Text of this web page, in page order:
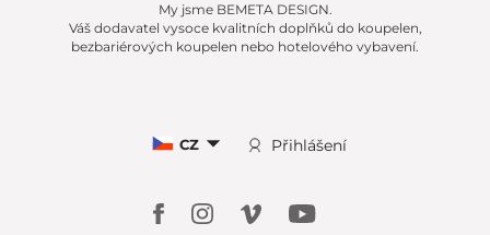
My jsme BEMETA DESIGN.
Váš dodavatel vysoce kvalitních doplňků do koupelen,
bezbariérových koupelen nebo hotelového vybavení.
CZ Přihlášení